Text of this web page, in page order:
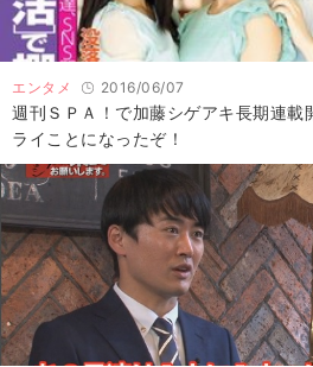
エンタメ 2016/06/07
週刊ＳＰＡ！で加藤シゲアキ長期連載
ライことになったぞ！